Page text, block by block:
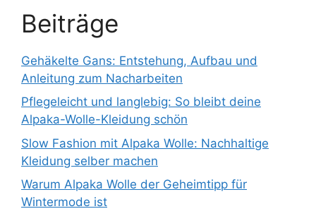
Beiträge
Gehäkelte Gans: Entstehung, Aufbau und
Anleitung zum Nacharbeiten
Pflegeleicht und langlebig: So bleibt deine
Alpaka-Wolle-Kleidung schön
Slow Fashion mit Alpaka Wolle: Nachhaltige
Kleidung selber machen
Warum Alpaka Wolle der Geheimtipp für
Wintermode ist